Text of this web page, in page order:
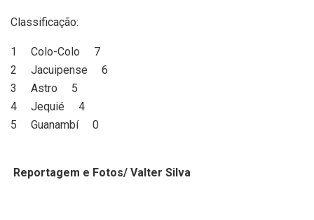
Classificação:
1 Colo-Colo 7
2 Jacuipense 6
3 Astro 5
4 Jequié 4
5 Guanambí 0
Reportagem e Fotos/ Valter Silva